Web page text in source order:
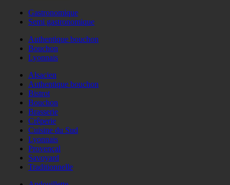
Gastronomique
Semi gastronomique
Authentique bouchon
Bouchon
Lyonnais
Alsacien
Authentique bouchon
Bistrot
Bouchon
Brasserie
Crêperie
Cuisine du Sud
Lyonnais
Provençal
Savoyard
Traditionnelle